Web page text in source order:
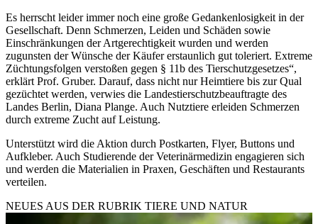
Es herrscht leider immer noch eine große Gedankenlosigkeit in der
Gesellschaft. Denn Schmerzen, Leiden und Schäden sowie
Einschränkungen der Artgerechtigkeit wurden und werden
zugunsten der Wünsche der Käufer erstaunlich gut toleriert. Extreme
Züchtungsfolgen verstoßen gegen § 11b des Tierschutzgesetzes“,
erklärt Prof. Gruber. Darauf, dass nicht nur Heimtiere bis zur Qual
gezüchtet werden, verwies die Landestierschutzbeauftragte des
Landes Berlin, Diana Plange. Auch Nutztiere erleiden Schmerzen
durch extreme Zucht auf Leistung.
Unterstützt wird die Aktion durch Postkarten, Flyer, Buttons und
Aufkleber. Auch Studierende der Veterinärmedizin engagieren sich
und werden die Materialien in Praxen, Geschäften und Restaurants
verteilen.
NEUES AUS DER RUBRIK TIERE UND NATUR